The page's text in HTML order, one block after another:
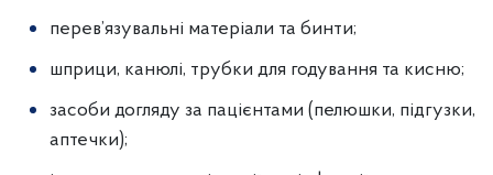
перев’язувальні матеріали та бинти;
шприци, канюлі, трубки для годування та кисню;
засоби догляду за пацієнтами (пелюшки, підгузки,
аптечки);